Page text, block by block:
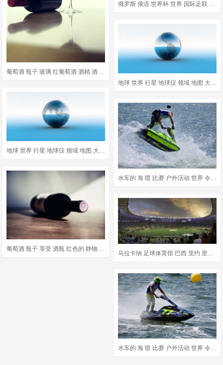
葡萄酒 瓶子 玻璃 红葡萄酒 酒精 酒瓶 软木 瓶颈 葡萄酒系列
地球 世界 行星 地球仪 领域 地图 大陆 海洋 3D 球
俄罗斯 俄语 世界杯 世界 国际足联 旗帜 欧洲 冠军 锦标赛
地球 世界 行星 地球仪 领域 地图 大陆 海洋 3D 球
水车的 海 喷 比赛 户外活动 世界 令人兴奋 撒丁岛 体育
水车的 海 喷 比赛 户外活动 世界 令人兴奋 撒丁岛 体育